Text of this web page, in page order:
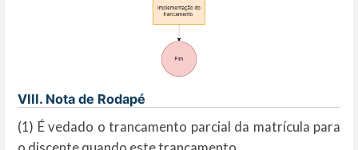
VIII. Nota de Rodapé
(1) É vedado o trancamento parcial da matrícula para